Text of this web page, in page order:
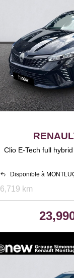
Clio E-Tech full
Disponible à
6,719 km